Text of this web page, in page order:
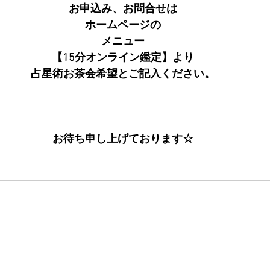
お申込み、お問合せは
ホームページの
メニュー
【15分オンライン鑑定】より
占星術お茶会希望とご記入ください。
お待ち申し上げております☆